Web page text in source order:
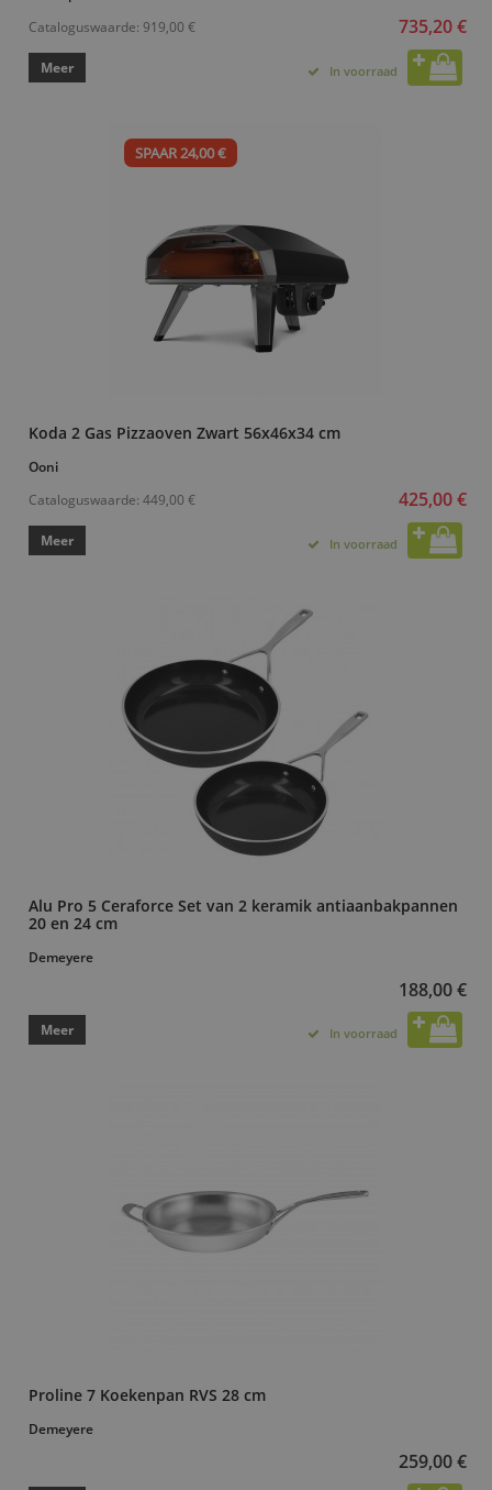
Cataloguswaarde: 919,00 € 735,20 €
Meer In voorraad
SPAAR 24,00 €
Koda 2 Gas Pizzaoven Zwart 56x46x34 cm
Ooni
Cataloguswaarde: 449,00 € 425,00 €
Meer In voorraad
Alu Pro 5 Ceraforce Set van 2 keramik antiaanbakpannen
20 en 24 cm
Demeyere
188,00 €
Meer In voorraad
Proline 7 Koekenpan RVS 28 cm
Demeyere
259,00 €